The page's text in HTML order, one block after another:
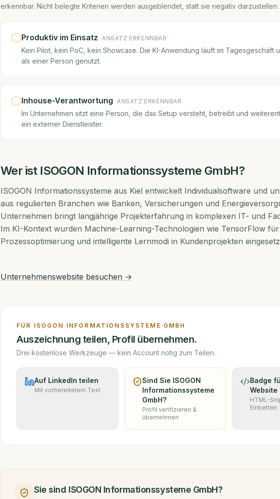
erkennbar. Nicht belegte Kriterien werden ausgeblendet, statt sie negativ darzustellen.
Produktiv im Einsatz ANSATZ ERKENNBAR
Kein Pilot, kein PoC, kein Showcase. Die KI-Anwendung läuft im Tagesgeschäft
als einer Person genutzt.
Inhouse-Verantwortung ANSATZ ERKENNBAR
Im Unternehmen sitzt eine Person, die das Setup versteht, betreibt und
ein externer Dienstleister.
Wer ist ISOGON Informationssysteme GmbH?
ISOGON Informationssysteme aus Kiel entwickelt Individualsoftware und
aus regulierten Branchen wie Banken, Versicherungen und
Unternehmen bringt langjährige Projekterfahrung in komplexen IT- und
Im KI-Kontext wurden Machine-Learning-Technologien wie TensorFlow für
Prozessoptimierung und intelligente Lernmodi in Kundenprojekten
Unternehmenswebsite besuchen →
FÜR ISOGON INFORMATIONSSYSTEME GMBH
Auszeichnung teilen, Profil übernehmen.
Drei kostenlose Werkzeuge — kein Account nötig zum Teilen.
Auf LinkedIn teilen
Mit vorbereitetem Text
Sind Sie ISOGON
Informationssysteme
GmbH?
Profil verifizieren &
übernehmen
Badge
Website
HTML-
Einbetten
Sie sind ISOGON Informationssysteme GmbH?